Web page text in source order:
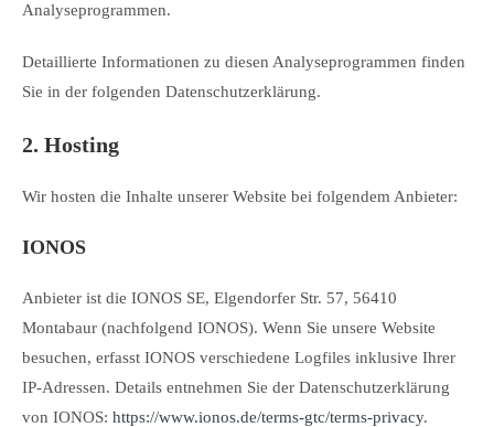
Analyseprogrammen.
Detaillierte Informationen zu diesen Analyseprogrammen finden
Sie in der folgenden Datenschutzerklärung.
2. Hosting
Wir hosten die Inhalte unserer Website bei folgendem Anbieter:
IONOS
Anbieter ist die IONOS SE, Elgendorfer Str. 57, 56410
Montabaur (nachfolgend IONOS). Wenn Sie unsere Website
besuchen, erfasst IONOS verschiedene Logfiles inklusive Ihrer
IP-Adressen. Details entnehmen Sie der Datenschutzerklärung
von IONOS: https://www.ionos.de/terms-gtc/terms-privacy.